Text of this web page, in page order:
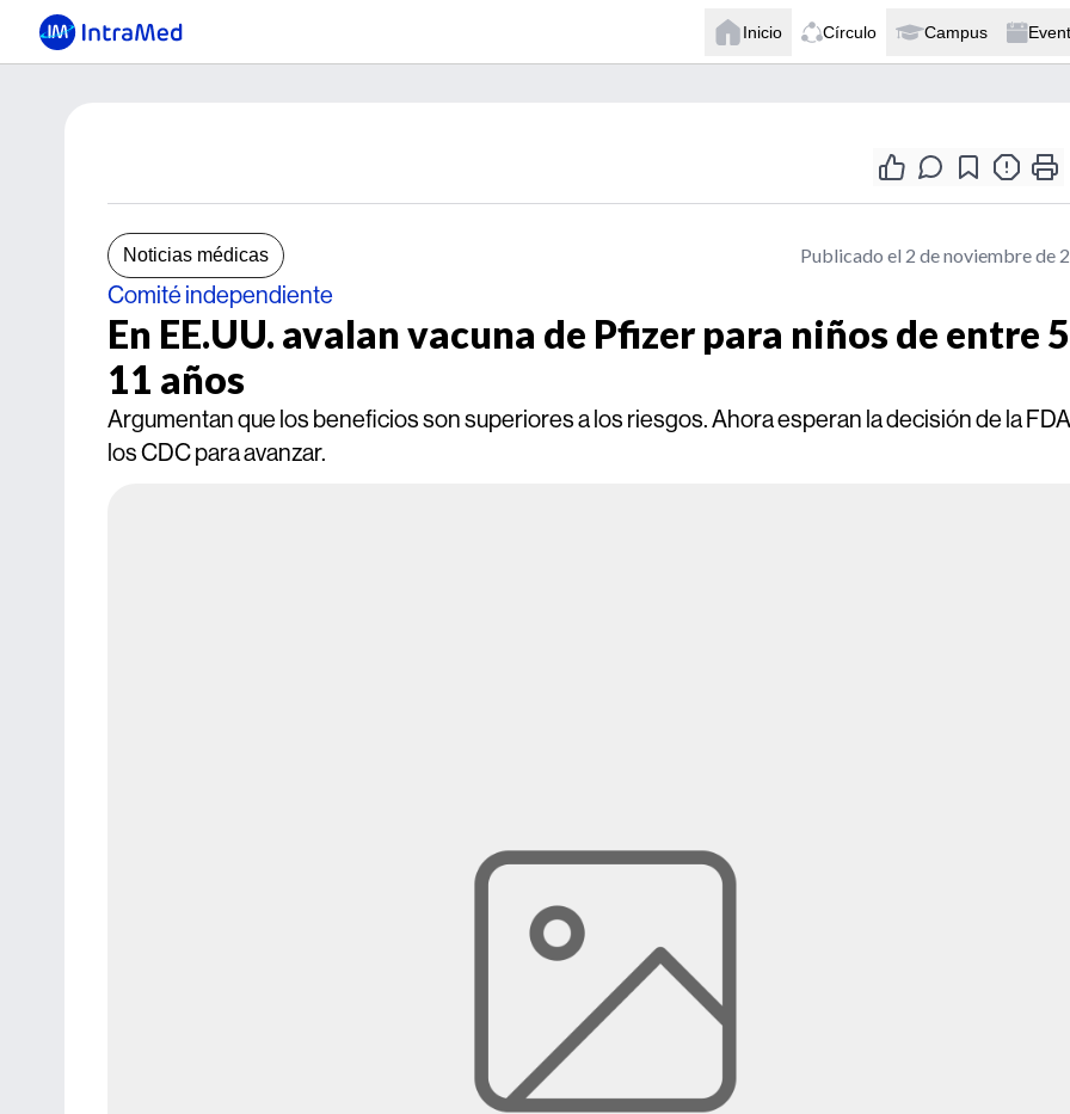
Inicio Círculo Campus
Noticias médicas Publicado el 2 de noviembre de
Comité independiente
En EE.UU. avalan vacuna de Pfizer para niños de entre
11 años
Argumentan que los beneficios son superiores a los riesgos. Ahora esperan la decisión de la
los CDC para avanzar.